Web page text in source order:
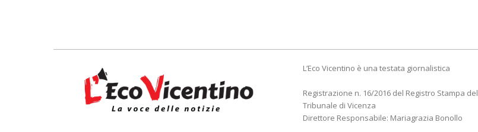
L’Eco Vicentino è una testata giornalistica
Registrazione n. 16/2016 del Registro Stampa del
Tribunale di Vicenza
Direttore Responsabile: Mariagrazia Bonollo